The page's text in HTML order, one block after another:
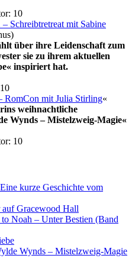
10
Schreibtretreat mit Sabine
über ihre Leidenschaft zum
sie zu ihrem aktuellen
inspiriert hat.
RomCon mit Julia Stirling«
weihnachtliche
Wynds – Mistelzweig-Magie«
10
kurze Geschichte vom
auf Gracewood Hall
Noah – Unter Bestien (Band
Wynds – Mistelzweig-Magie